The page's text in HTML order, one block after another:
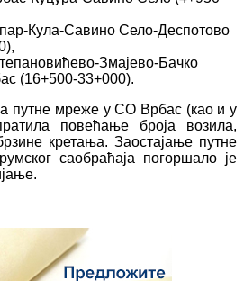
Кула-Савино Село-Деспотово
Змајево-Бачко
(16+500-33+000).
путне мреже у СО Врбас (као и у
повећање броја возила,
кретања. Заостајање путне
саобраћаја погоршало је